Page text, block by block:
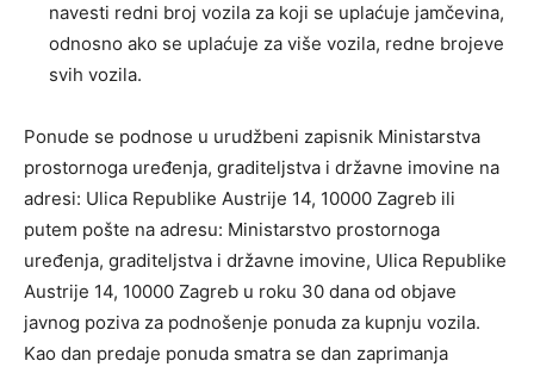
navesti redni broj vozila za koji se uplaćuje jamčevina,
odnosno ako se uplaćuje za više vozila, redne brojeve
svih vozila.
Ponude se podnose u urudžbeni zapisnik Ministarstva
prostornoga uređenja, graditeljstva i državne imovine na
adresi: Ulica Republike Austrije 14, 10000 Zagreb ili
putem pošte na adresu: Ministarstvo prostornoga
uređenja, graditeljstva i državne imovine, Ulica Republike
Austrije 14, 10000 Zagreb u roku 30 dana od objave
javnog poziva za podnošenje ponuda za kupnju vozila.
Kao dan predaje ponuda smatra se dan zaprimanja